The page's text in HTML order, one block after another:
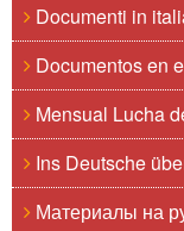
Documenti in
Documentos en
Mensual Lucha
Ins Deutsche
Материалы на